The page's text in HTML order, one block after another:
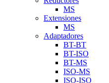
MS
Extensiones
MS
Adaptadores
BT-BT
BT-ISO
BT-MS
ISO-MS
ISO-ISO